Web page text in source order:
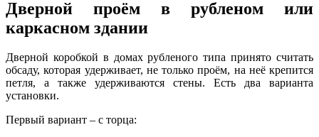
Дверной проём в рубленом или
каркасном здании
Дверной коробкой в домах рубленого типа принято считать
обсаду, которая удерживает, не только проём, на неё крепится
петля, а также удерживаются стены. Есть два варианта
установки.
Первый вариант – с торца: